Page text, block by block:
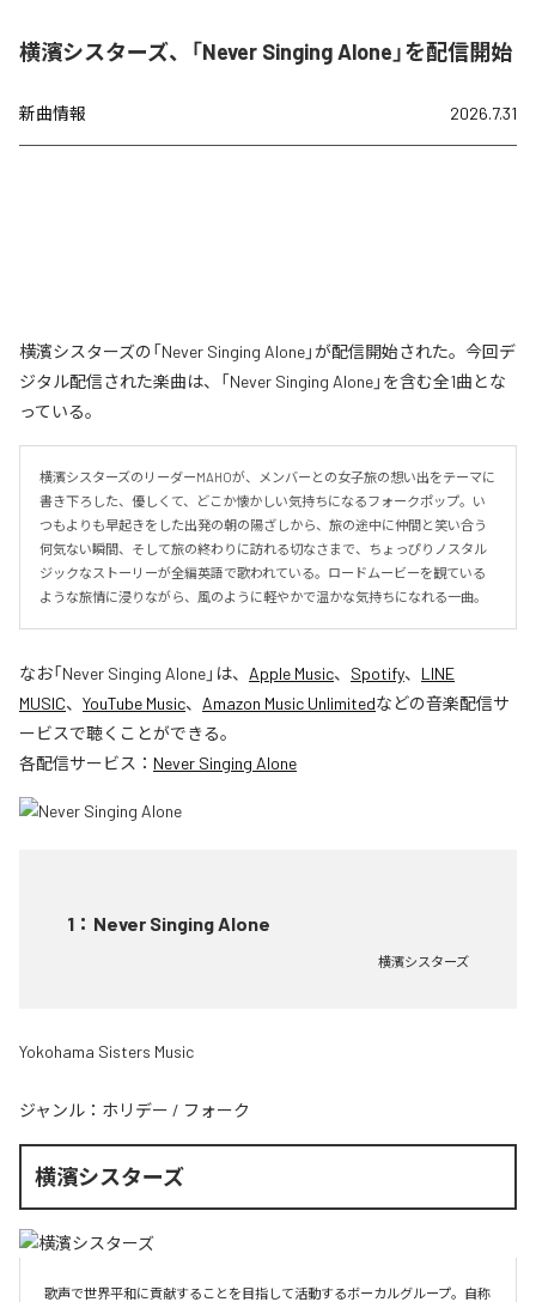
横濱シスターズ、「Never Singing Alone」を配信開始
新曲情報 2026.7.31
横濱シスターズの「Never Singing Alone」が配信開始された。今回デ
ジタル配信された楽曲は、「Never Singing Alone」を含む全1曲とな
っている。
横濱シスターズのリーダーMAHOが、メンバーとの女子旅の想い出をテーマに
書き下ろした、優しくて、どこか懐かしい気持ちになるフォークポップ。い
つもよりも早起きをした出発の朝の陽ざしから、旅の途中に仲間と笑い合う
何気ない瞬間、そして旅の終わりに訪れる切なさまで、ちょっぴりノスタル
ジックなストーリーが全編英語で歌われている。ロードムービーを観ている
ような旅情に浸りながら、風のように軽やかで温かな気持ちになれる一曲。
なお「Never Singing Alone」は、 Apple Music、 Spotify、 LINE
MUSIC、 YouTube Music、 Amazon Music Unlimitedなどの音楽配信サ
ービスで聴くことができる。
各配信サービス： Never Singing Alone
1 ： Never Singing Alone
横濱シスターズ
Yokohama Sisters Music
ジャンル： ホリデー / フォーク
横濱シスターズ
歌声で世界平和に貢献することを目指して活動するボーカルグループ。自称